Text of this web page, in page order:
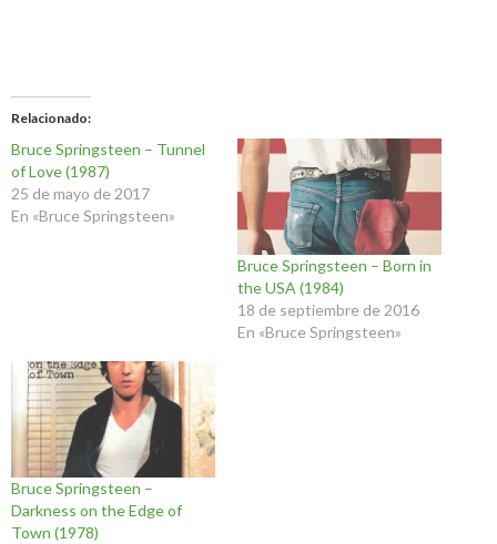
Relacionado
Bruce Springsteen – Tunnel
of Love (1987)
25 de mayo de 2017
En «Bruce Springsteen»
Bruce Springsteen – Born in
the USA (1984)
18 de septiembre de 2016
En «Bruce Springsteen»
Bruce Springsteen –
Darkness on the Edge of
Town (1978)